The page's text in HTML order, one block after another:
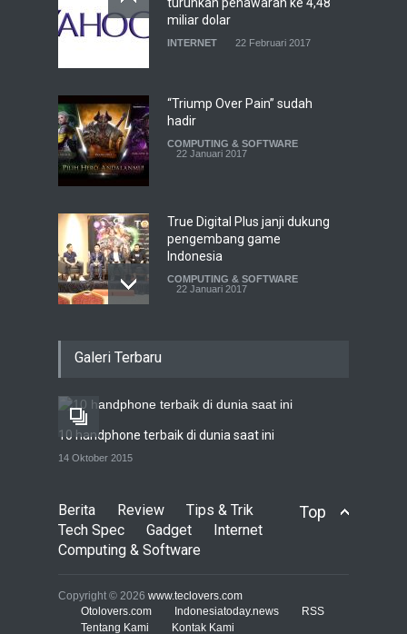
miliar dolar
INTERNET 22 Februari 2017
“Triump Over Pain” sudah
hadir
COMPUTING & SOFTWARE
22 Januari 2017
True Digital Plus janji dukung
pengembang game
Indonesia
COMPUTING & SOFTWARE
22 Januari 2017
22 Januari 2017
TECH SPEC 8 Januari 2017
serangan siber 2017 kian
gencar
Galeri Terbaru
10 handphone terbaik di dunia saat ini
14 Oktober 2015
Top
Berita Review
Tips & Trik
Tech Spec
Gadget
Internet
Computing & Software
Copyright © 2026 www.teclovers.com
Otolovers.com
Indonesiatoday.news
RSS
Tentang Kami
Kontak Kami